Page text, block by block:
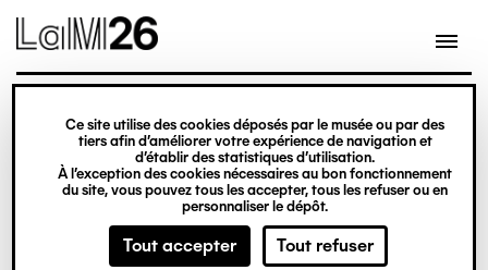
Gestion des cookies
Ce site utilise des cookies déposés par le musée ou par des
tiers afin d’améliorer votre expérience de navigation et
d’établir des statistiques d’utilisation.
À l’exception des cookies nécessaires au bon fonctionnement
du site, vous pouvez tous les accepter, tous les refuser ou en
personnaliser le dépôt.
Tout accepter Tout refuser
contenu